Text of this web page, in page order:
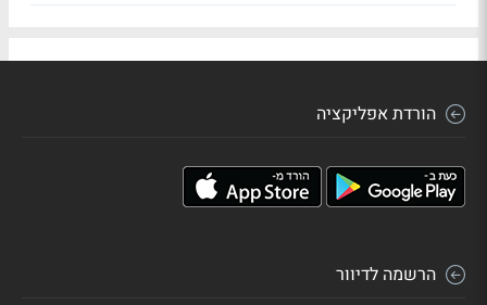
הורדת אפליקציה
הרשמה לדיוור